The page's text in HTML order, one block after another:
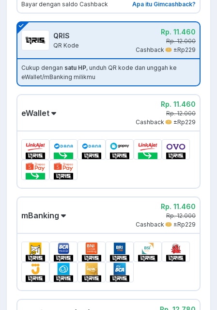
Bayar dengan saldo Cashback Apa itu Gimcashback?
QRIS
QR Kode
Rp. 11.460
Rp. 12.000
Cashback
±Rp229
Cukup dengan satu HP, unduh QR kode dan unggah ke
eWallet/mBanking milikmu
eWallet
Rp. 11.460
Rp. 12.000
Cashback
±Rp229
mBanking
Rp. 11.460
Rp. 12.000
Cashback
±Rp229